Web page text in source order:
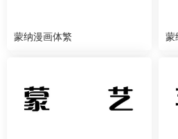
蒙纳漫画体繁 蒙